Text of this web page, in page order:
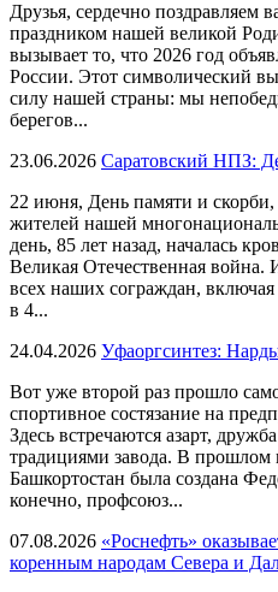
Друзья, сердечно
праздником нашей великой
вызывает то, что 2026 год
России. Этот символический
силу нашей страны: мы
берегов...
23.06.2026 Саратовский НПЗ:
22 июня, День памяти и скорби,
жителей нашей
день, 85 лет назад, началась
Великая Отечественная война.
всех наших сограждан,
в 4...
24.04.2026 Уфаоргсинтез:
Вот уже второй раз прошло
спортивное состязание на
Здесь встречаются азарт,
традициями завода. В прошлом
Башкортостан была создана
конечно, профсоюз...
07.08.2026 «Роснефть»
коренным народам Севера и